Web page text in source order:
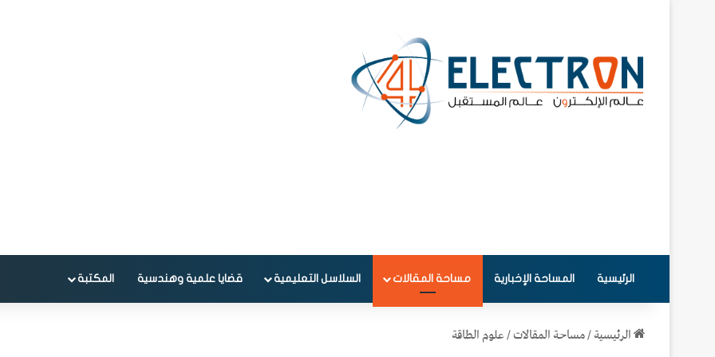
الرئيسية المساحة الإخبارية مساحة المقالات السلاسل التعليمية قضايا علمية وهندسية المكتبة
الرئيسية/مساحة المقالات/علوم الطاقة